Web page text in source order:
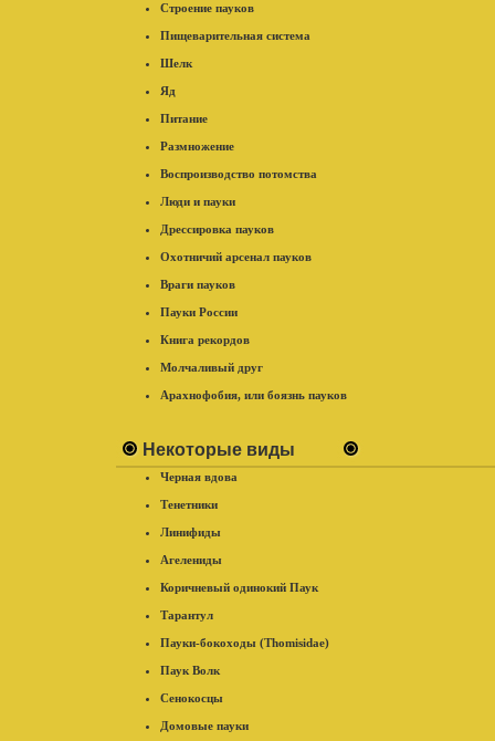
Строение пауков
Пищеварительная система
Шелк
Яд
Питание
Размножение
Воспроизводство потомства
Люди и пауки
Дрессировка пауков
Охотничий арсенал пауков
Враги пауков
Пауки России
Книга рекордов
Молчаливый друг
Арахнофобия, или боязнь пауков
Некоторые виды
Черная вдова
Тенетники
Линифиды
Агелениды
Коричневый одинокий Паук
Тарантул
Пауки-бокоходы (Thomisidae)
Паук Волк
Сенокосцы
Домовые пауки